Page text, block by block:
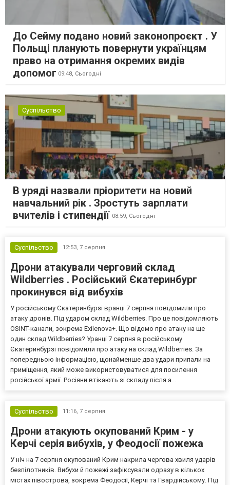
До Сейму подано новий законопроєкт . У
Польщі планують повернути українцям
право на отримання окремих видів
допомог 09:48, Сьогодні
Суспільство
В уряді назвали пріоритети на новий
навчальний рік . Зростуть зарплати
вчителів і стипендії 08:59, Сьогодні
Суспільство 12:53, 7 серпня
Дрони атакували черговий склад
Wildberries . Російський Єкатеринбург
прокинувся від вибухів
У російському Єкатеринбурзі вранці 7 серпня повідомили про
атаку дронів. Під ударом склад Wildberries. Про це повідомляють
OSINT-канали, зокрема Exilenova+. Що відомо про атаку на ще
один склад Wildberries? Уранці 7 серпня в російському
Єкатеринбурзі повідомили про атаку на склад Wildberries. За
попередньою інформацією, щонайменше два удари припали на
приміщення, який може використовуватися для посилення
російської армії. Росіяни втікають зі складу після а...
Суспільство 11:16, 7 серпня
Дрони атакують окупований Крим - у
Керчі серія вибухів, у Феодосії пожежа
У ніч на 7 серпня окупований Крим накрила чергова хвиля ударів
безпілотників. Вибухи й пожежі зафіксували одразу в кількох
містах півострова, зокрема Феодосії, Керчі та Гвардійському. Під